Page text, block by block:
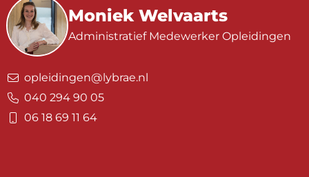
Moniek Welvaarts
Administratief Medewerker Opleidingen
opleidingen@lybrae.nl
040 294 90 05
06 18 69 11 64